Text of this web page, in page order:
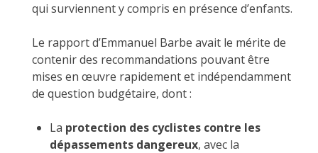
qui surviennent y compris en présence d’enfants.
Le rapport d’Emmanuel Barbe avait le mérite de
contenir des recommandations pouvant être
mises en œuvre rapidement et indépendamment
de question budgétaire, dont :
La protection des cyclistes contre les
dépassements dangereux, avec la